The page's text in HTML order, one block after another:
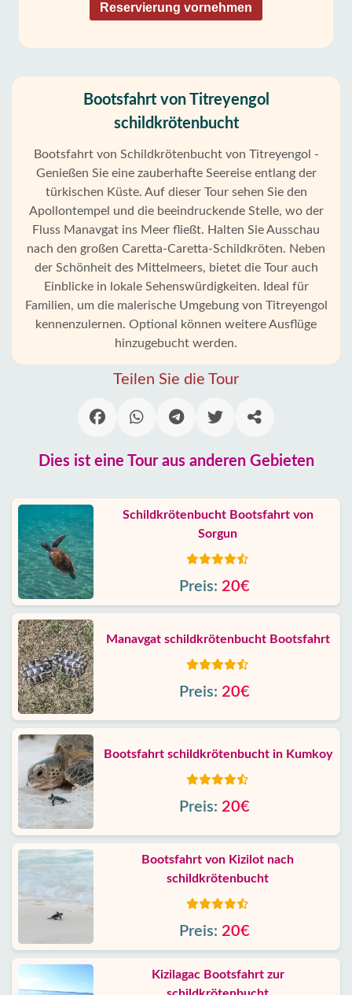
Reservierung vornehmen
Bootsfahrt von Titreyengol
schildkrötenbucht
Bootsfahrt von Schildkrötenbucht von Titreyengol -
Genießen Sie eine zauberhafte Seereise entlang der
türkischen Küste. Auf dieser Tour sehen Sie den
Apollontempel und die beeindruckende Stelle, wo der
Fluss Manavgat ins Meer fließt. Halten Sie Ausschau
nach den großen Caretta-Caretta-Schildkröten. Neben
der Schönheit des Mittelmeers, bietet die Tour auch
Einblicke in lokale Sehenswürdigkeiten. Ideal für
Familien, um die malerische Umgebung von Titreyengol
kennenzulernen. Optional können weitere Ausflüge
hinzugebucht werden.
Teilen Sie die Tour
Dies ist eine Tour aus anderen Gebieten
Schildkrötenbucht Bootsfahrt von
Sorgun
Preis: 20€
Manavgat schildkrötenbucht Bootsfahrt
Preis: 20€
Bootsfahrt schildkrötenbucht in Kumkoy
Preis: 20€
Bootsfahrt von Kizilot nach
schildkrötenbucht
Preis: 20€
Kizilagac Bootsfahrt zur